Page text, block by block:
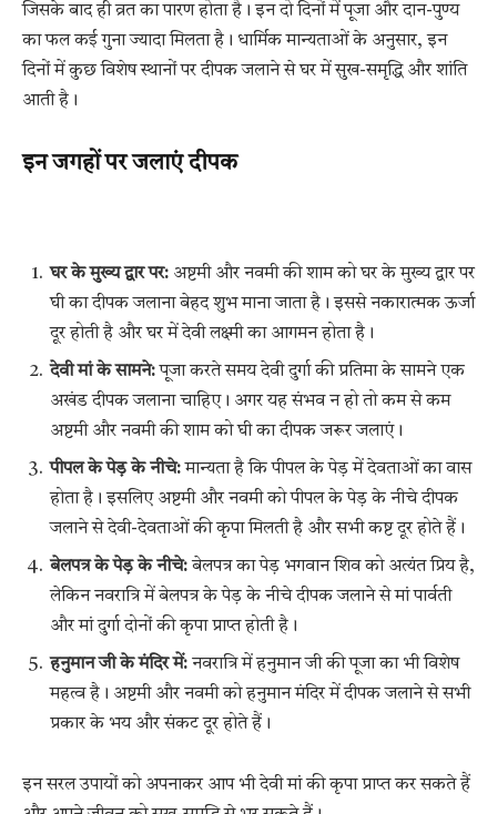
जिसके बाद ही व्रत का पारण होता है। इन दो दिनों में पूजा और दान-पुण्य
का फल कई गुना ज्यादा मिलता है। धार्मिक मान्यताओं के अनुसार, इन
दिनों में कुछ विशेष स्थानों पर दीपक जलाने से घर में सुख-समृद्धि और शांति
आती है।
इन जगहों पर जलाएं दीपक
घर के मुख्य द्वार पर: अष्टमी और नवमी की शाम को घर के मुख्य द्वार पर
घी का दीपक जलाना बेहद शुभ माना जाता है। इससे नकारात्मक ऊर्जा
दूर होती है और घर में देवी लक्ष्मी का आगमन होता है।
देवी मां के सामने:पूजा करते समय देवी दुर्गा की प्रतिमा के सामने एक
अखंड दीपक जलाना चाहिए। अगर यह संभव न हो तो कम से कम
अष्टमी और नवमी की शाम को घी का दीपक जरूर जलाएं।
पीपल के पेड़ के नीचे:मान्यता है कि पीपल के पेड़ में देवताओं का वास
होता है। इसलिए अष्टमी और नवमी को पीपल के पेड़ के नीचे दीपक
जलाने से देवी-देवताओं की कृपा मिलती है और सभी कष्ट दूर होते हैं।
बेलपत्र के पेड़ के नीचे:बेलपत्र का पेड़ भगवान शिव को अत्यंत प्रिय है,
लेकिन नवरात्रि में बेलपत्र के पेड़ के नीचे दीपक जलाने से मां पार्वती
और मां दुर्गा दोनों की कृपा प्राप्त होती है।
हनुमान जी के मंदिर में: नवरात्रि में हनुमान जी की पूजा का भी विशेष
महत्व है। अष्टमी और नवमी को हनुमान मंदिर में दीपक जलाने से सभी
प्रकार के भय और संकट दूर होते हैं।
इन सरल उपायों को अपनाकर आप भी देवी मां की कृपा प्राप्त कर सकते हैं